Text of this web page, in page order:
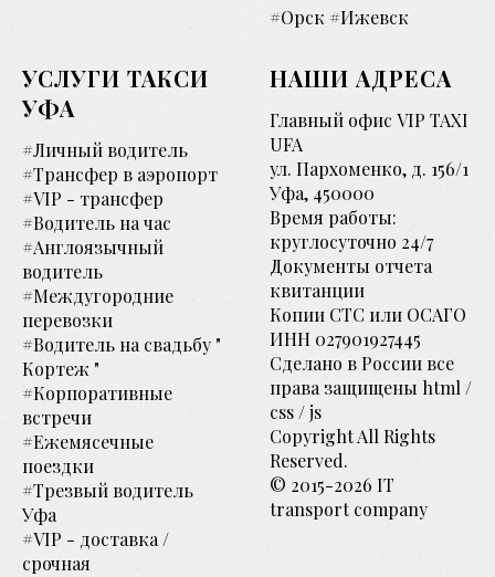
#Орск #Ижевск
УСЛУГИ ТАКСИ
УФА
#Личный водитель
#Трансфер в аэропорт
#VIP - трансфер
#Водитель на час
#Англоязычный
водитель
#Междугородние
перевозки
#Водитель на свадьбу "
Кортеж "
#Корпоративные
встречи
#Ежемясечные
поездки
#Трезвый водитель
Уфа
#VIP - доставка /
срочная
НАШИ АДРЕСА
Главный офис VIP TAXI
UFA
ул. Пархоменко, д. 156/1
Уфа, 450000
Время работы:
круглосуточно 24/7
Документы отчета
квитанции
Копии СТС или ОСАГО
ИНН 027901927445
Сделано в России все
права защищены html /
css / js
Copyright All Rights
Reserved.
© 2015-2026 IT
transport company